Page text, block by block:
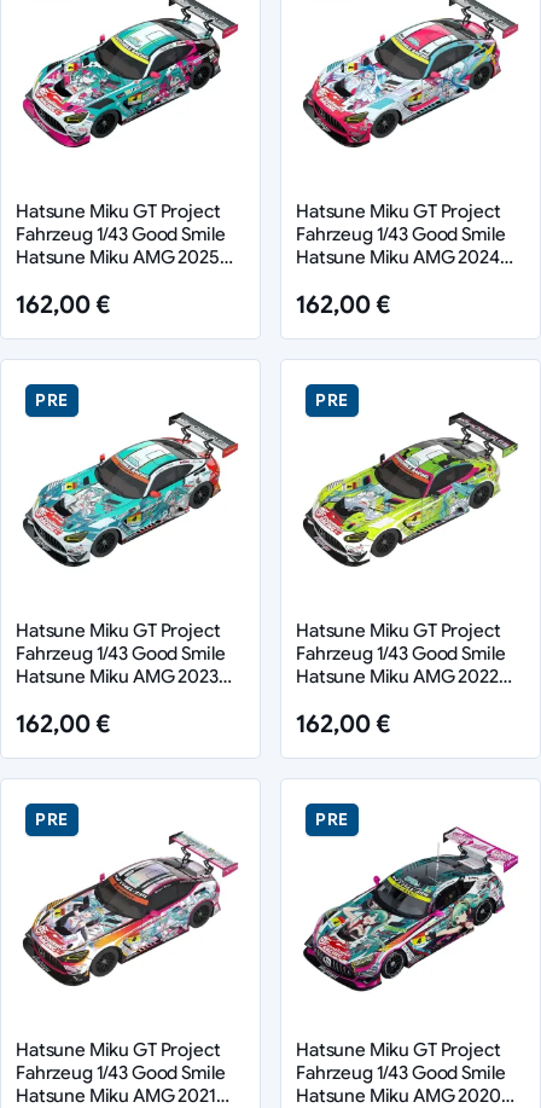
Hatsune Miku GT Project
Fahrzeug 1/43 Good Smile
Hatsune Miku AMG 2025
162,00 €
Hatsune Miku GT Project
Fahrzeug 1/43 Good Smile
Hatsune Miku AMG 2024
162,00 €
PRE
Hatsune Miku GT Project
Fahrzeug 1/43 Good Smile
Hatsune Miku AMG 2023
162,00 €
PRE
Hatsune Miku GT Project
Fahrzeug 1/43 Good Smile
Hatsune Miku AMG 2022
162,00 €
PRE
Hatsune Miku GT Project
Fahrzeug 1/43 Good Smile
Hatsune Miku AMG 2021
PRE
Hatsune Miku GT Project
Fahrzeug 1/43 Good Smile
Hatsune Miku AMG 2020